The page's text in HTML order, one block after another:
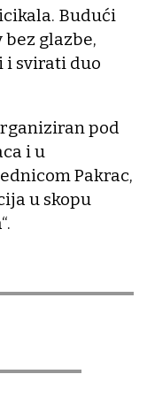
Budući
glazbe,
i svirati duo
pod
i u
Pakrac,
u skopu